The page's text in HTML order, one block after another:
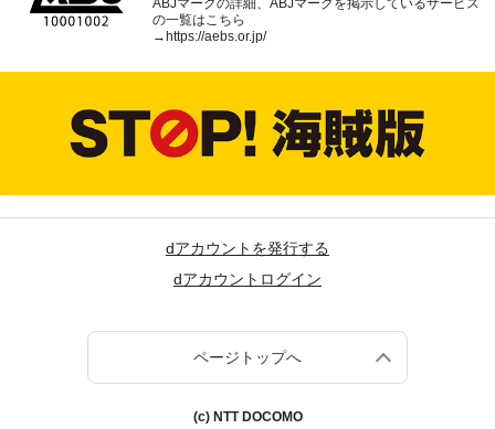
ABJマークの詳細、ABJマークを掲示しているサービス
の一覧はこちら
→ https://aebs.or.jp/
dアカウントを発行する
dアカウントログイン
ページトップへ
(c) NTT DOCOMO